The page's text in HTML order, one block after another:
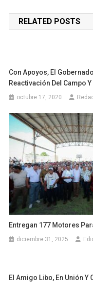
de
entradas
RELATED POSTS
Con Apoyos, El
Reactivación Del Campo
octubre 17, 2020
Entregan 177 Motores
diciembre 31, 2025
El Amigo Libo, En Unión